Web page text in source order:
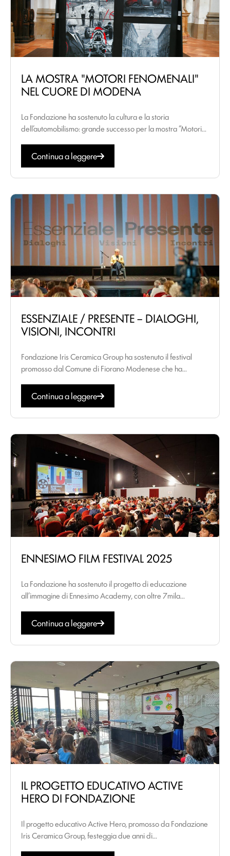
LA MOSTRA "MOTORI FENOMENALI"
NEL CUORE DI MODENA
La Fondazione ha sostenuto la cultura e la storia
dell’automobilismo: grande successo per la mostra “Motori...
Continua a leggere
ESSENZIALE / PRESENTE – DIALOGHI,
VISIONI, INCONTRI
Fondazione Iris Ceramica Group ha sostenuto il festival
promosso dal Comune di Fiorano Modenese che ha...
Continua a leggere
ENNESIMO FILM FESTIVAL 2025
La Fondazione ha sostenuto il progetto di educazione
all’immagine di Ennesimo Academy, con oltre 7mila...
Continua a leggere
IL PROGETTO EDUCATIVO ACTIVE
HERO DI FONDAZIONE
Il progetto educativo Active Hero, promosso da Fondazione
Iris Ceramica Group, festeggia due anni di...